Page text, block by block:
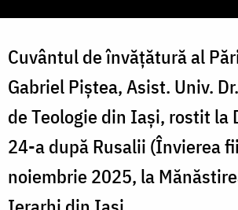
Cuvântul de învățătură al
Gabriel Piștea, Asist. Univ.
de Teologie din Iași, rostit la
24-a după Rusalii (Învierea
noiembrie 2025, la